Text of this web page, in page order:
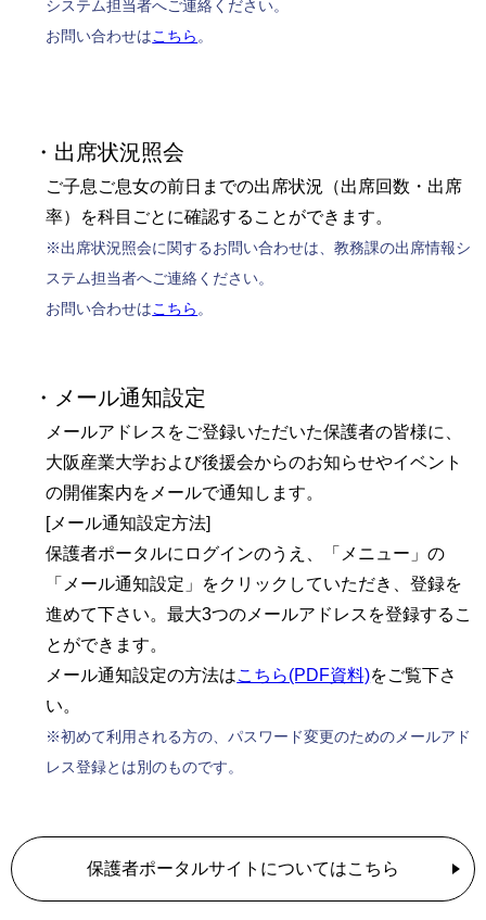
システム担当者へご連絡ください。
お問い合わせはこちら 。
・出席状況照会
ご子息ご息女の前日までの出席状況（出席回数・出席
率）を科目ごとに確認することができます。
※出席状況照会に関するお問い合わせは、教務課の出席情報シ
ステム担当者へご連絡ください。
お問い合わせはこちら 。
・メール通知設定
メールアドレスをご登録いただいた保護者の皆様に、
大阪産業大学および後援会からのお知らせやイベント
の開催案内をメールで通知します。
[メール通知設定方法]
保護者ポータルにログインのうえ、「メニュー」の
「メール通知設定」をクリックしていただき、登録を
進めて下さい。最大3つのメールアドレスを登録するこ
とができます。
メール通知設定の方法はこちら(PDF資料)をご覧下さ
い。
※初めて利用される方の、パスワード変更のためのメールアド
レス登録とは別のものです。
保護者ポータルサイトについてはこちら